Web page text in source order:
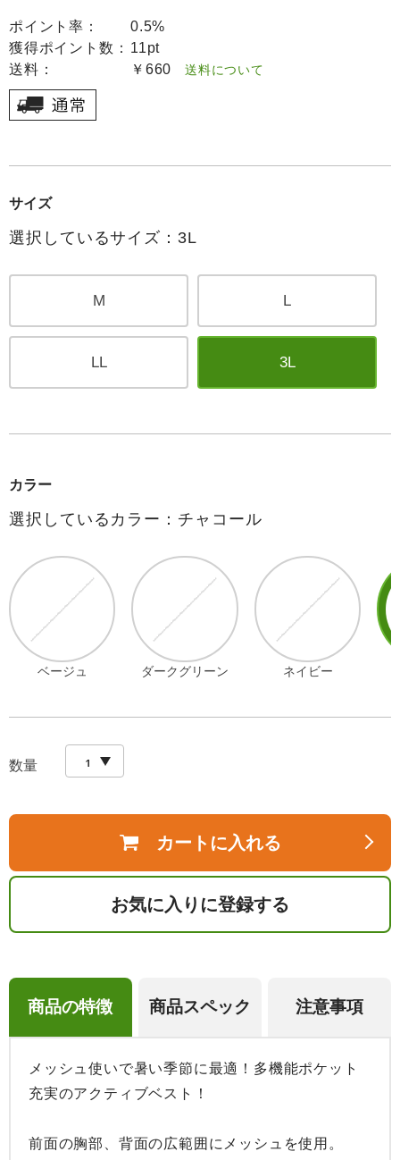
ポイント率：
0.5%
獲得ポイント数： 11pt
送料：
￥660 送料について
サイズ
選択しているサイズ：3L
M L
LL 3L
カラー
選択しているカラー：チャコール
ベージュ ダークグリーン ネイビー
数量
カートに入れる
お気に入りに登録する
商品の特徴 商品スペック 注意事項
メッシュ使いで暑い季節に最適！多機能ポケット
充実のアクティブベスト！
前面の胸部、背面の広範囲にメッシュを使用。